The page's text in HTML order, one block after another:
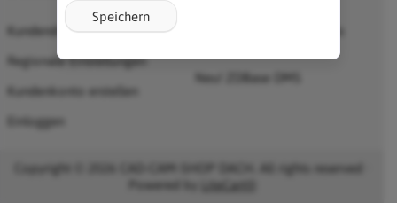
Kundendienst
Regionale Einstellungen
Kundenkonto erstellen
Einloggen
Neu! ZDBase DMS
Copyright © 2026 CAD-CAM-SHOP DACH. All rights reserved ·
Powered by
LiteCart®
Speichern